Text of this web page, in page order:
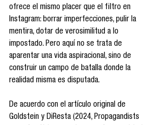
ofrece el mismo placer que el filtro en
Instagram: borrar imperfecciones, pulir la
mentira, dotar de verosimilitud a lo
impostado. Pero aquí no se trata de
aparentar una vida aspiracional, sino de
construir un campo de batalla donde la
realidad misma es disputada.
De acuerdo con el artículo original de
Goldstein y DiResta (2024, Propagandists